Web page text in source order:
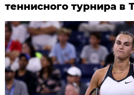
теннисного турнира в